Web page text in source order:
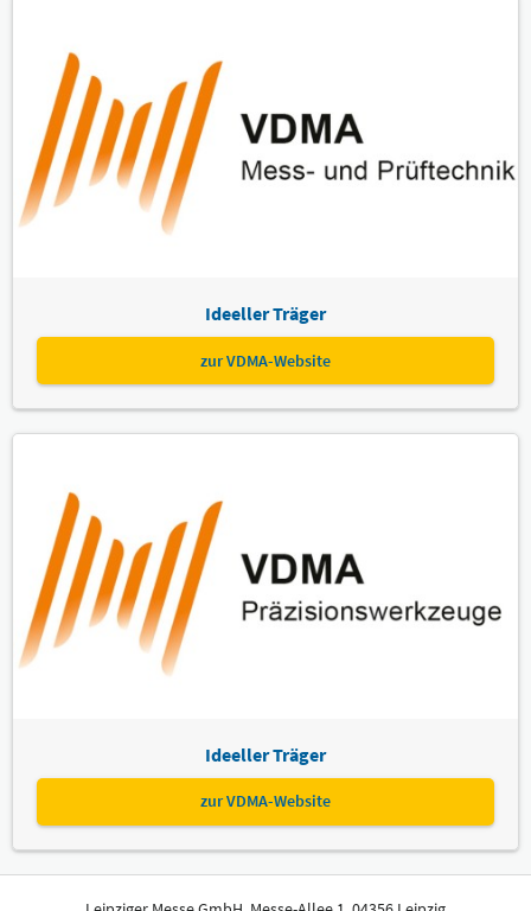
Ideeller Träger
zur VDMA-Website
Ideeller Träger
zur VDMA-Website